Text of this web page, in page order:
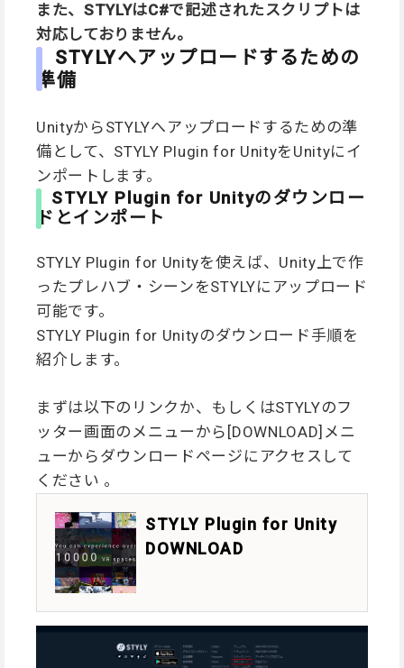
また、STYLYはC#で記述されたスクリプトは
対応しておりません。
STYLYへアップロードするための
準備
UnityからSTYLYへアップロードするための準
備として、STYLY Plugin for UnityをUnityにイ
ンポートします。
STYLY Plugin for Unityのダウンロー
ドとインポート
STYLY Plugin for Unityを使えば、Unity上で作
ったプレハブ・シーンをSTYLYにアップロード
可能です。
STYLY Plugin for Unityのダウンロード手順を
紹介します。
まずは以下のリンクか、もしくはSTYLYのフ
ッター画面のメニューから[DOWNLOAD]メニ
ューからダウンロードページにアクセスして
ください 。
STYLY Plugin for Unity
DOWNLOAD